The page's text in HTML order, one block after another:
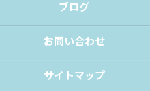
ブログ
お問い合わせ
サイトマップ